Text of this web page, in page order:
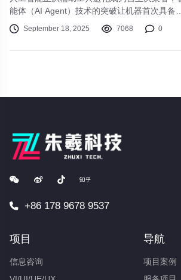
能体（AI Agent）技术的突破让机器首次具备了
真正意义上的“自主意识”。2025年被业界广泛称
为“智能体元年”。AI Agent通过自主任务规划、
智能体正在以前所未有的方式重塑我们的世界
September 18, 2025 7068 0
+86 178 9678 9537
项目
信息咨询
导航
项目案例